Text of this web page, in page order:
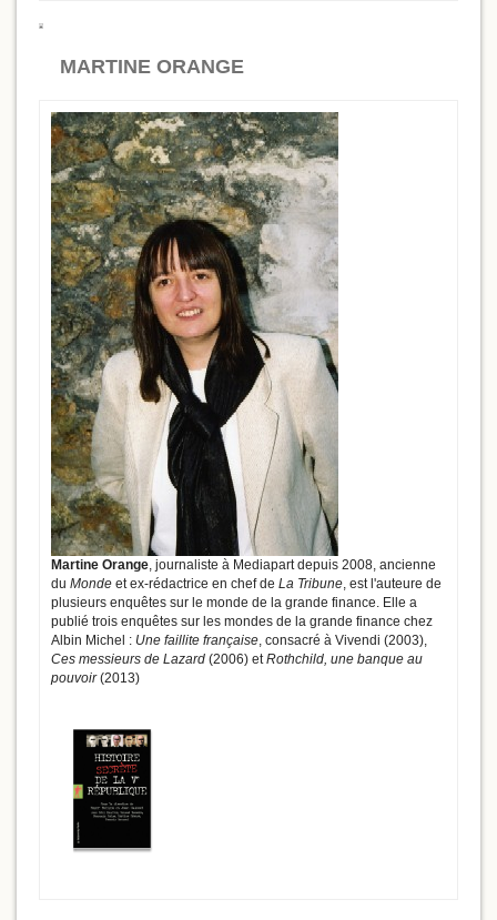
MARTINE ORANGE
Martine Orange, journaliste à Mediapart depuis 2008, ancienne
du Monde et ex-rédactrice en chef de La Tribune, est l'auteure de
plusieurs enquêtes sur le monde de la grande finance. Elle a
publié trois enquêtes sur les mondes de la grande finance chez
Albin Michel : Une faillite française, consacré à Vivendi (2003),
Ces messieurs de Lazard (2006) etRothchild, une banque au
pouvoir(2013)